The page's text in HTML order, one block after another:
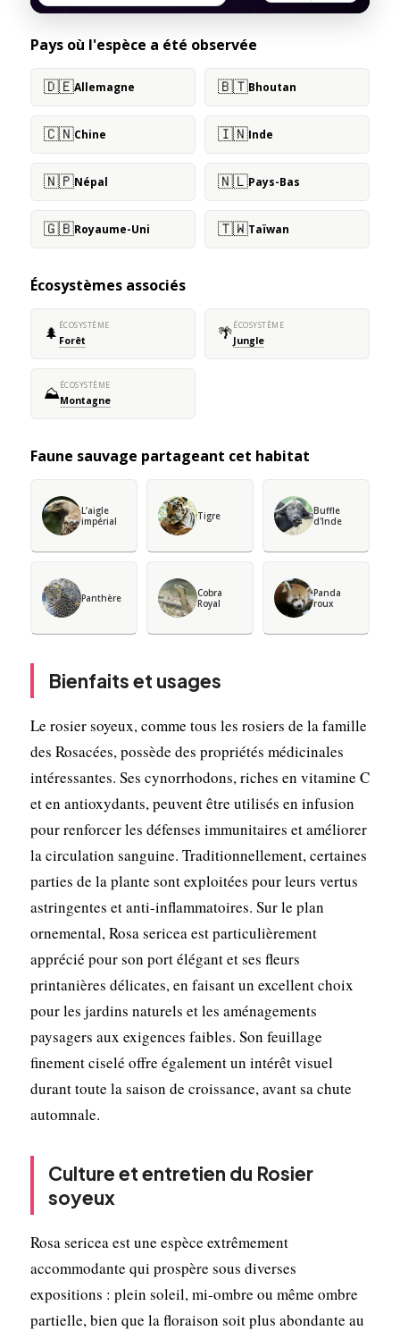
Pays où l'espèce a été observée
🇩🇪Allemagne 🇧🇹Bhoutan
🇨🇳Chine 🇮🇳Inde
🇳🇵Népal 🇳🇱Pays-Bas
🇬🇧Royaume-Uni 🇹🇼Taïwan
Écosystèmes associés
🌲 ÉCOSYSTÈME
Forêt 🌴ÉCOSYSTÈME
Jungle
⛰️ÉCOSYSTÈME
Montagne
Faune sauvage partageant cet habitat
L’aigle
impérial
Tigre
Buffle
d'Inde
Panthère
Cobra
Royal
Panda
roux
Bienfaits et usages
Le rosier soyeux, comme tous les rosiers de la famille
des Rosacées, possède des propriétés médicinales
intéressantes. Ses cynorrhodons, riches en vitamine C
et en antioxydants, peuvent être utilisés en infusion
pour renforcer les défenses immunitaires et améliorer
la circulation sanguine. Traditionnellement, certaines
parties de la plante sont exploitées pour leurs vertus
astringentes et anti-inflammatoires. Sur le plan
ornemental, Rosa sericea est particulièrement
apprécié pour son port élégant et ses fleurs
printanières délicates, en faisant un excellent choix
pour les jardins naturels et les aménagements
paysagers aux exigences faibles. Son feuillage
finement ciselé offre également un intérêt visuel
durant toute la saison de croissance, avant sa chute
automnale.
Culture et entretien du Rosier
soyeux
Rosa sericea est une espèce extrêmement
accommodante qui prospère sous diverses
expositions : plein soleil, mi-ombre ou même ombre
partielle, bien que la floraison soit plus abondante au